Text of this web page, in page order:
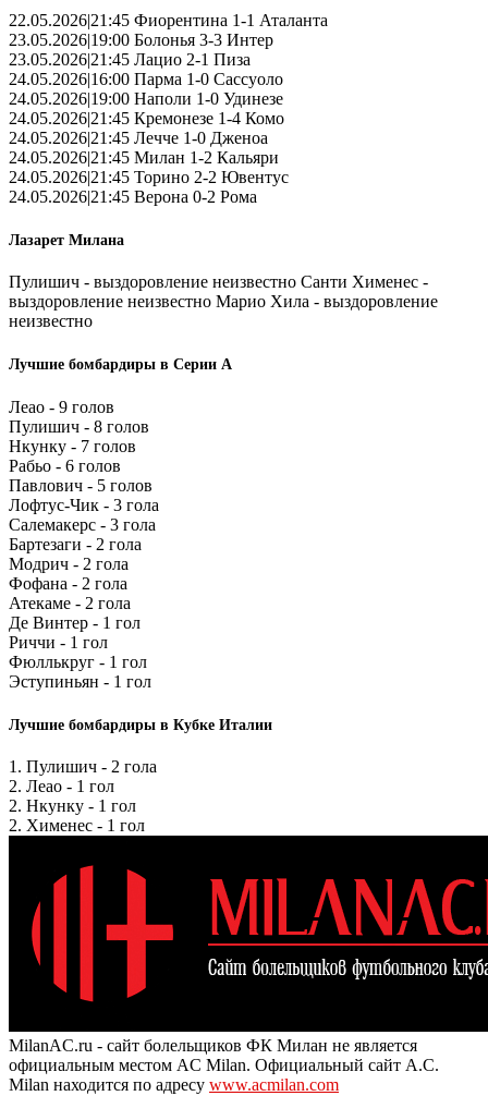
22.05.2026|21:45 Фиорентина 1-1 Аталанта
23.05.2026|19:00 Болонья 3-3 Интер
23.05.2026|21:45 Лацио 2-1 Пиза
24.05.2026|16:00 Парма 1-0 Сассуоло
24.05.2026|19:00 Наполи 1-0 Удинезе
24.05.2026|21:45 Кремонезе 1-4 Комо
24.05.2026|21:45 Лечче 1-0 Дженоа
24.05.2026|21:45 Милан 1-2 Кальяри
24.05.2026|21:45 Торино 2-2 Ювентус
24.05.2026|21:45 Верона 0-2 Рома
Лазарет Милана
Пулишич - выздоровление неизвестно Санти Хименес -
выздоровление неизвестно Марио Хила - выздоровление
неизвестно
Лучшие бомбардиры в Серии А
Леао - 9 голов
Пулишич - 8 голов
Нкунку - 7 голов
Рабьо - 6 голов
Павлович - 5 голов
Лофтус-Чик - 3 гола
Салемакерс - 3 гола
Бартезаги - 2 гола
Модрич - 2 гола
Фофана - 2 гола
Атекаме - 2 гола
Де Винтер - 1 гол
Риччи - 1 гол
Фюллькруг - 1 гол
Эступиньян - 1 гол
Лучшие бомбардиры в Кубке Италии
1. Пулишич - 2 гола
2. Леао - 1 гол
2. Нкунку - 1 гол
2. Хименес - 1 гол
MilanAC.ru - сайт болельщиков ФК Милан не является
официальным местом AC Milan. Официальный сайт A.C.
Milan находится по адресу www.acmilan.com